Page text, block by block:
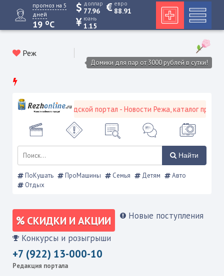
прогноз на 5
дней
19 oC
доллар
77.96
евро
88.91
юань
1.15
Реж
Домики для пар от 3000 рублей в сутки!
Режевской городской портал - Новости Режа, каталог
Найти
ПоКушать ПроМашины Семья Детям
Авто
Отдых
СКИДКИ И АКЦИИ Новые поступления
Конкурсы и розыгрыши
+7 (922) 13-000-10
Редакция портала